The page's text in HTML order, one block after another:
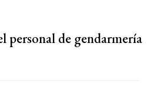
personal de gendarmería